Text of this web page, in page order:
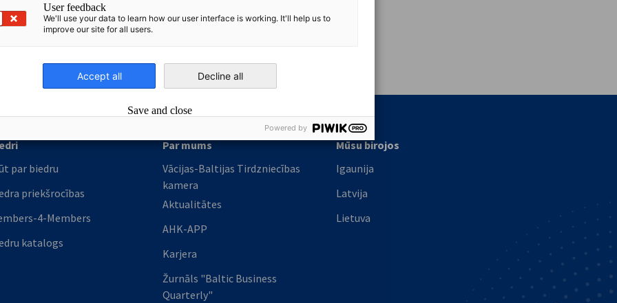
Affairs and Energy
par biedru
priekšrocības
4-Members
katalogs
Par mums
Vācijas-Baltijas Tirdzniecības
kamera
Aktualitātes
AHK-APP
Karjera
Žurnāls "Baltic Business
Quarterly"
Mūsu birojos
Igaunija
Latvija
Lietuva
User feedback
We'll use your data to learn how our user interface is working. It'll help us to
improve our site for all users.
Accept all Decline all
Save and close
Powered by